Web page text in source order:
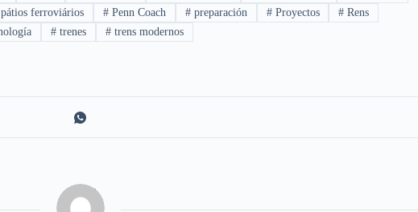
pátios ferroviários # Penn Coach #preparación #Proyectos # Rens
# trenes #trens modernos